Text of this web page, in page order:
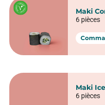
Maki
6 pièces
Maki
6 pièces